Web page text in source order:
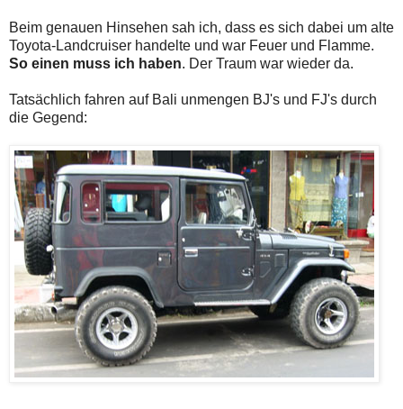
Beim genauen Hinsehen sah ich, dass es sich dabei um alte
Toyota-Landcruiser handelte und war Feuer und Flamme.
So einen muss ich haben. Der Traum war wieder da.
Tatsächlich fahren auf Bali unmengen BJ's und FJ's durch
die Gegend: